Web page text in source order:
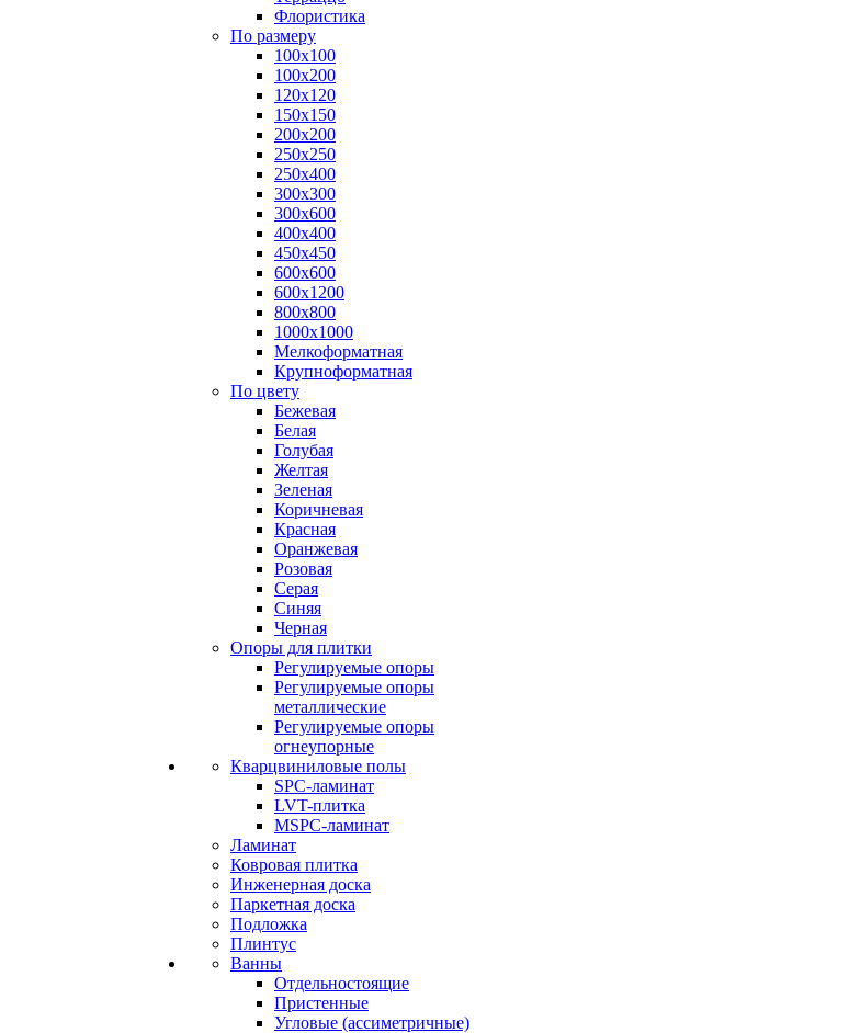
Флористика
По размеру
100х100
100х200
120х120
150х150
200х200
250х250
250х400
300х300
300х600
400х400
450х450
600х600
600х1200
800х800
1000х1000
Мелкоформатная
Крупноформатная
По цвету
Бежевая
Белая
Голубая
Желтая
Зеленая
Коричневая
Красная
Оранжевая
Розовая
Серая
Синяя
Черная
Опоры для плитки
Регулируемые опоры
Регулируемые опоры
металлические
Регулируемые опоры
огнеупорные
Кварцвиниловые полы
SPC-ламинат
LVT-плитка
MSPC-ламинат
Ламинат
Ковровая плитка
Инженерная доска
Паркетная доска
Подложка
Плинтус
Ванны
Отдельностоящие
Пристенные
Угловые (ассиметричные)